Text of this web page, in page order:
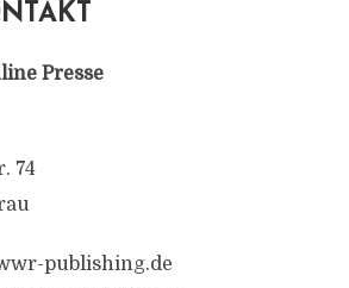
Presse
74
publishing.de